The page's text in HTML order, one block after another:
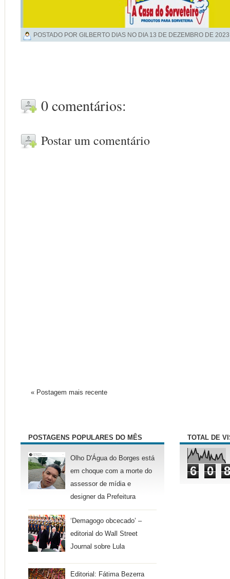
POSTADO POR GILBERTO DIAS NO DIA 13 DE DEZEMBRO DE 2023
0 comentários:
Postar um comentário
« Postagem mais recente
POSTAGENS POPULARES DO MÊS
Olho D'Água do Borges está
em choque com a morte do
assessor de mídia e
designer da Prefeitura
‘Demagogo obcecado’ –
editorial do Wall Street
Journal sobre Lula
Editorial: Fátima Bezerra
TOTAL DE
6 0 8